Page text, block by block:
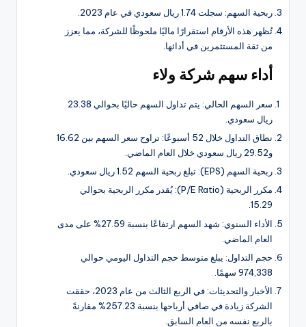
ربحية السهم: سجلت 1.74 ريال سعودي في عام 2023.
تُظهر هذه الأرقام استقرارًا ماليًا ملحوظًا للشركة، مما يعزز
من ثقة المستثمرين في أدائها.
أداء سهم شركة ولاء
سعر السهم الحالي: يتم تداول السهم حاليًا بحوالي 23.38
ريال سعودي.
نطاق التداول خلال 52 أسبوعًا: تراوح سعر السهم بين 16.62
و29.52 ريال سعودي خلال العام الماضي.
ربحية السهم (EPS): تبلغ ربحية السهم 1.52 ريال سعودي.
مكرر الربحية (P/E Ratio): يُقدر مكرر الربحية بحوالي
15.29.
الأداء السنوي: شهد السهم ارتفاعًا بنسبة 27.59% على مدى
العام الماضي.
حجم التداول: يبلغ متوسط حجم التداول اليومي حوالي
974,338 سهمًا.
الأخبار والتحديثات: في الربع الثالث من عام 2023، حققت
الشركة زيادة في صافي أرباحها بنسبة 257.23% مقارنةً
بالربع نفسه من العام السابق.